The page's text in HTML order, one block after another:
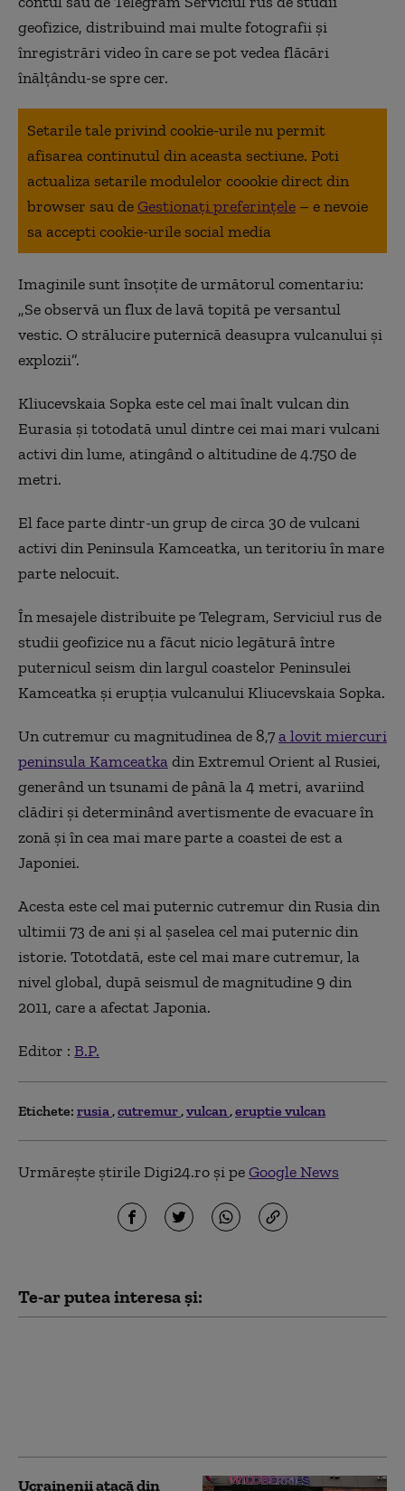
geofizice, distribuind mai multe fotografii şi
înregistrări video în care se pot vedea flăcări
înălţându-se spre cer.
Setarile tale privind cookie-urile nu permit
afisarea continutul din aceasta sectiune. Poti
actualiza setarile modulelor coookie direct din
browser sau deGestionați preferințele – e nevoie
sa accepti cookie-urile social media
Imaginile sunt însoţite de următorul comentariu:
„Se observă un flux de lavă topită pe versantul
vestic. O strălucire puternică deasupra vulcanului şi
explozii”.
Kliucevskaia Sopka este cel mai înalt vulcan din
Eurasia şi totodată unul dintre cei mai mari vulcani
activi din lume, atingând o altitudine de 4.750 de
metri.
El face parte dintr-un grup de circa 30 de vulcani
activi din Peninsula Kamceatka, un teritoriu în mare
parte nelocuit.
În mesajele distribuite pe Telegram, Serviciul rus de
studii geofizice nu a făcut nicio legătură între
puternicul seism din largul coastelor Peninsulei
Kamceatka şi erupţia vulcanului Kliucevskaia Sopka.
Un cutremur cu magnitudinea de 8,7a lovit miercuri
peninsula Kamceatkadin Extremul Orient al Rusiei,
generând un tsunami de până la 4 metri, avariind
clădiri şi determinând avertismente de evacuare în
zonă şi în cea mai mare parte a coastei de est a
Japoniei.
Acesta este cel mai puternic cutremur din Rusia din
ultimii 73 de ani și al șaselea cel mai puternic din
istorie. Tototdată, este cel mai mare cutremur, la
nivel global, după seismul de magnitudine 9 din
2011, care a afectat Japonia.
Editor : B.P.
Etichete: rusia cutremur vulcan eruptie vulcan
Urmărește știrile Digi24.ro și peGoogle News
Te-ar putea interesa și:
Ucrainenii atacă din